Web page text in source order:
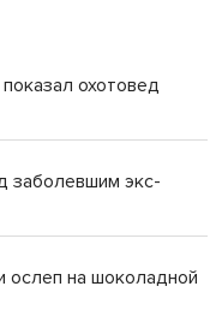
охотовед
заболевшим экс-
ослеп на шоколадной